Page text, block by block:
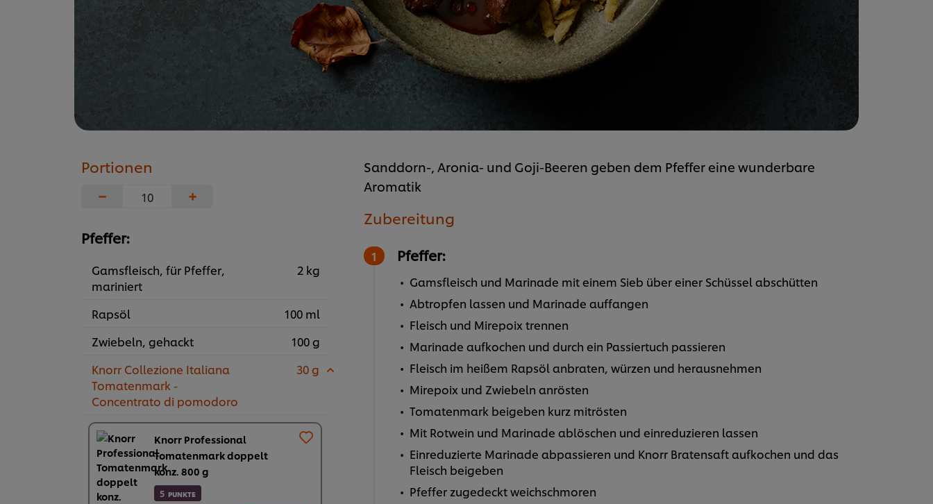
Portionen
−
+
Pfeffer:
Gamsfleisch, für Pfeffer,
mariniert
2 kg
Rapsöl
100 ml
Zwiebeln, gehackt
100 g
Knorr Collezione Italiana
Tomatenmark -
Concentrato di pomodoro
30 g
Knorr Professional
Tomatenmark doppelt
konz. 800 g
5 PUNKTE
Sanddorn-, Aronia- und Goji-Beeren geben dem Pfeffer eine wunderbare
Aromatik
Zubereitung
Pfeffer:
Gamsfleisch und Marinade mit einem Sieb über einer Schüssel abschütten
Abtropfen lassen und Marinade auffangen
Fleisch und Mirepoix trennen
Marinade aufkochen und durch ein Passiertuch passieren
Fleisch im heißem Rapsöl anbraten, würzen und herausnehmen
Mirepoix und Zwiebeln anrösten
Tomatenmark beigeben kurz mitrösten
Mit Rotwein und Marinade ablöschen und einreduzieren lassen
Einreduzierte Marinade abpassieren und Knorr Bratensaft aufkochen und das
Fleisch beigeben
Pfeffer zugedeckt weichschmoren